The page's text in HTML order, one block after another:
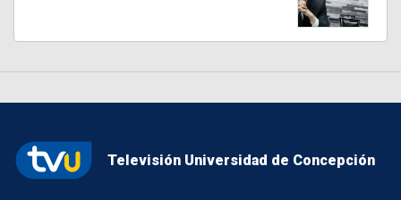
Televisión Universidad de Concepción